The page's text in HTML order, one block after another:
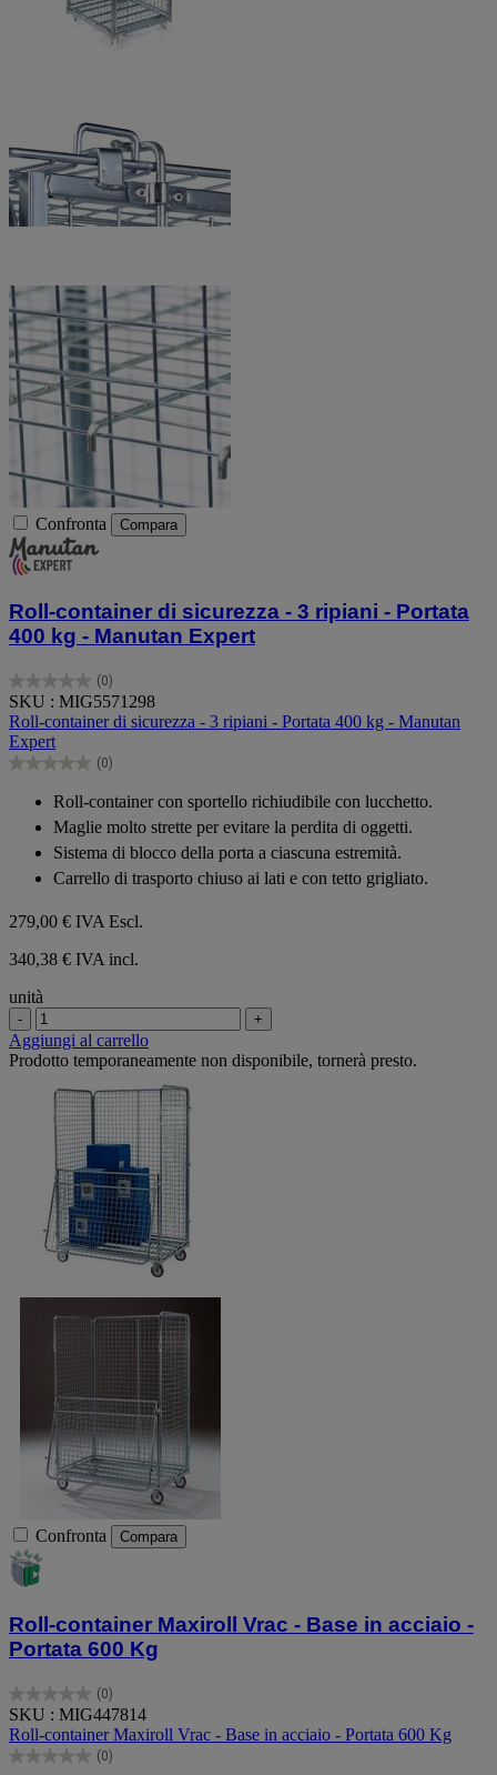
Confronta Compara
Roll-container di sicurezza - 3 ripiani - Portata
400 kg - Manutan Expert
(0)
0.0
su
5
stelle.
SKU : MIG5571298
Roll-container di sicurezza - 3 ripiani - Portata 400 kg - Manutan
Expert
(0)
0.0
stelle.
Roll-container con sportello richiudibile con lucchetto.
Maglie molto strette per evitare la perdita di oggetti.
Sistema di blocco della porta a ciascuna estremità.
Carrello di trasporto chiuso ai lati e con tetto grigliato.
279,00 € IVA Escl.
340,38 € IVA incl.
unità
- +
Aggiungi al carrello
Prodotto temporaneamente non disponibile, tornerà presto.
Confronta Compara
Roll-container Maxiroll Vrac - Base in acciaio -
Portata 600 Kg
(0)
0.0
su
5
stelle.
SKU : MIG447814
Roll-container Maxiroll Vrac - Base in acciaio - Portata 600 Kg
(0)
0.0